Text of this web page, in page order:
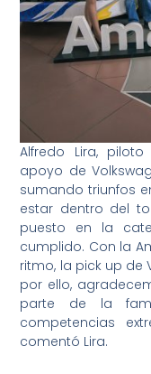
Alfredo Lira,
apoyo de
sumando triunfos
estar dentro del
puesto en la
cumplido. Con la
ritmo, la pick up de
por ello,
parte de la
competencias
comentó Lira.